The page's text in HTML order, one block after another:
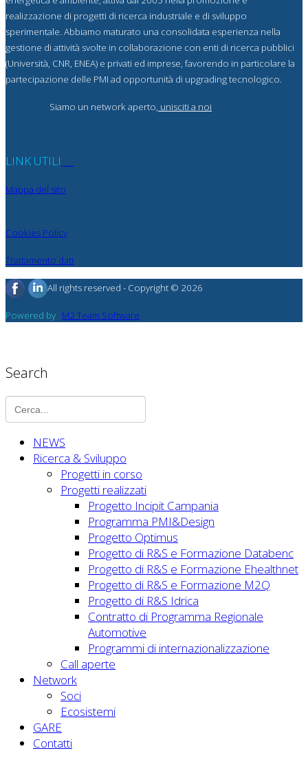
realizzazione di progetti di ricerca industriale e di sviluppo
sperimentale. Abbiamo maturato una consolidata esperienza nella
gestione di attività svolte in collaborazione con enti di ricerca pubblici
(Università, CNR, ENEA) e privati ed imprese, favorendo in particolare la
partecipazione delle PMI ad opportunità di upgrading tecnologico.
Siamo un network aperto, unisciti a noi
LINK UTILI
Mappa del sito
Cookies Policy
Trattamento dati
All rights reserved - Copyright © 2026
Powered by M2 Team Software
Search
NEWS
Ricerca & Sviluppo
Progetti in corso
Progetti realizzati
Progetto Incipit Campania
Programma PMI&Design
Progetto Optimus
Progetto di R&S e Formazione Databenc
Progetto di R&S e Formazione Ehealthnet
Progetto di R&S e Formazione M2Q
Progetto di R&S Idrica
Contratto di Programma Regionale
Automotive
Programmi di internazionalizzazione
Call aperte
Network
Soci
Ecosistemi
GARE
Contatti